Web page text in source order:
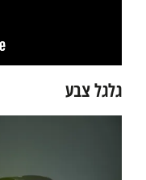
גלגל צבע